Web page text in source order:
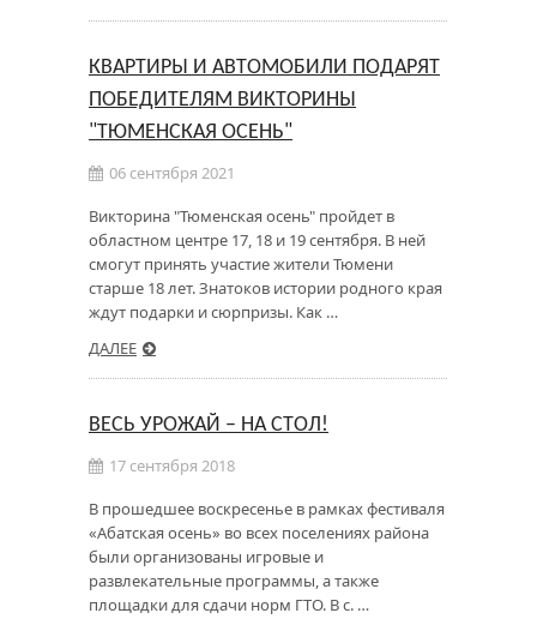
КВАРТИРЫ И АВТОМОБИЛИ ПОДАРЯТ
ПОБЕДИТЕЛЯМ ВИКТОРИНЫ
"ТЮМЕНСКАЯ ОСЕНЬ"
06 сентября 2021
Викторина "Тюменская осень" пройдет в
областном центре 17, 18 и 19 сентября. В ней
смогут принять участие жители Тюмени
старше 18 лет. Знатоков истории родного края
ждут подарки и сюрпризы. Как …
ДАЛЕЕ
ВЕСЬ УРОЖАЙ – НА СТОЛ!
17 сентября 2018
В прошедшее воскресенье в рамках фестиваля
«Абатская осень» во всех поселениях района
были организованы игровые и
развлекательные программы, а также
площадки для сдачи норм ГТО. В с. …